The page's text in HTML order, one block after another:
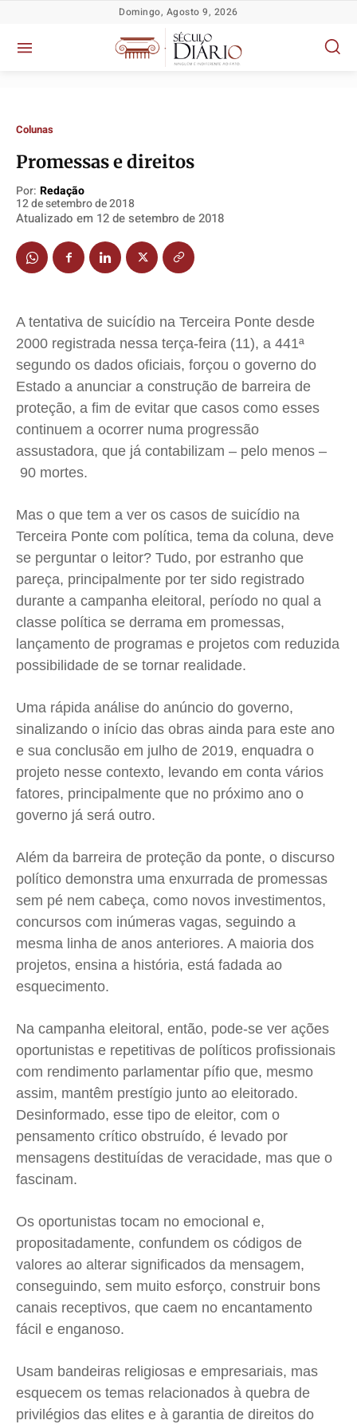
Política
Socioeconômicas
TV Século
Justiça
Segurança
Meio Ambiente
Saúde
Cidades
Direitos
Cultura
Caetano Roque
Gustavo Bastos
Jr Mignone (in memorian)
Wanda Sily
Publicidade Legal
Anuncie
Quem Somos
Anuncie
Privacidade
Política
Socioeconômicas
TV Século
Justiça
Segurança
Meio Ambiente
Saúde
Cidades
Direitos
Cultura
Caetano Roque
Gustavo Bastos
Jr Mignone (in memorian)
Wanda Sily
Publicidade Legal
Anuncie
Quem Somos
Anuncie
Privacidade
Política
Socioeconômicas
TV Século
Justiça
Segurança
Meio Ambiente
Saúde
Cidades
Direitos
Cultura
Caetano Roque
Gustavo Bastos
Jr Mignone (in memorian)
Wanda Sily
Publicidade Legal
Anuncie
Quem Somos
Anuncie
Privacidade
Política
Socioeconômicas
TV Século
Justiça
Segurança
Meio Ambiente
Saúde
Cidades
Direitos
Cultura
Caetano Roque
Gustavo Bastos
Jr Mignone (in memorian)
Wanda Sily
Publicidade Legal
Anuncie
Quem Somos
Anuncie
Privacidade
Domingo, Agosto 9, 2026
Colunas
Promessas e direitos
Por: Redação
12 de setembro de 2018
Atualizado em 12 de setembro de 2018
A tentativa de suicídio na Terceira Ponte desde
2000 registrada nessa terça-feira (11), a 441ª
segundo os dados oficiais, forçou o governo do
Estado a anunciar a construção de barreira de
proteção, a fim de evitar que casos como esses
continuem a ocorrer numa progressão
assustadora, que já contabilizam – pelo menos –
90 mortes.
Mas o que tem a ver os casos de suicídio na
Terceira Ponte com política, tema da coluna, deve
se perguntar o leitor? Tudo, por estranho que
pareça, principalmente por ter sido registrado
durante a campanha eleitoral, período no qual a
classe política se derrama em promessas,
lançamento de programas e projetos com reduzida
possibilidade de se tornar realidade.
Uma rápida análise do anúncio do governo,
sinalizando o início das obras ainda para este ano
e sua conclusão em julho de 2019, enquadra o
projeto nesse contexto, levando em conta vários
fatores, principalmente que no próximo ano o
governo já será outro.
Além da barreira de proteção da ponte, o discurso
político demonstra uma enxurrada de promessas
sem pé nem cabeça, como novos investimentos,
concursos com inúmeras vagas, seguindo a
mesma linha de anos anteriores. A maioria dos
projetos, ensina a história, está fadada ao
esquecimento.
Na campanha eleitoral, então, pode-se ver ações
oportunistas e repetitivas de políticos profissionais
com rendimento parlamentar pífio que, mesmo
assim, mantêm prestígio junto ao eleitorado.
Desinformado, esse tipo de eleitor, com o
pensamento crítico obstruído, é levado por
mensagens destituídas de veracidade, mas que o
fascinam.
Os oportunistas tocam no emocional e,
propositadamente, confundem os códigos de
valores ao alterar significados da mensagem,
conseguindo, sem muito esforço, construir bons
canais receptivos, que caem no encantamento
fácil e enganoso.
Usam bandeiras religiosas e empresariais, mas
esquecem os temas relacionados à quebra de
privilégios das elites e à garantia de direitos do